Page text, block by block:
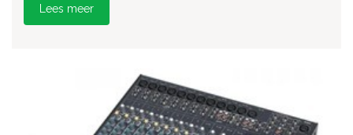
Lees meer